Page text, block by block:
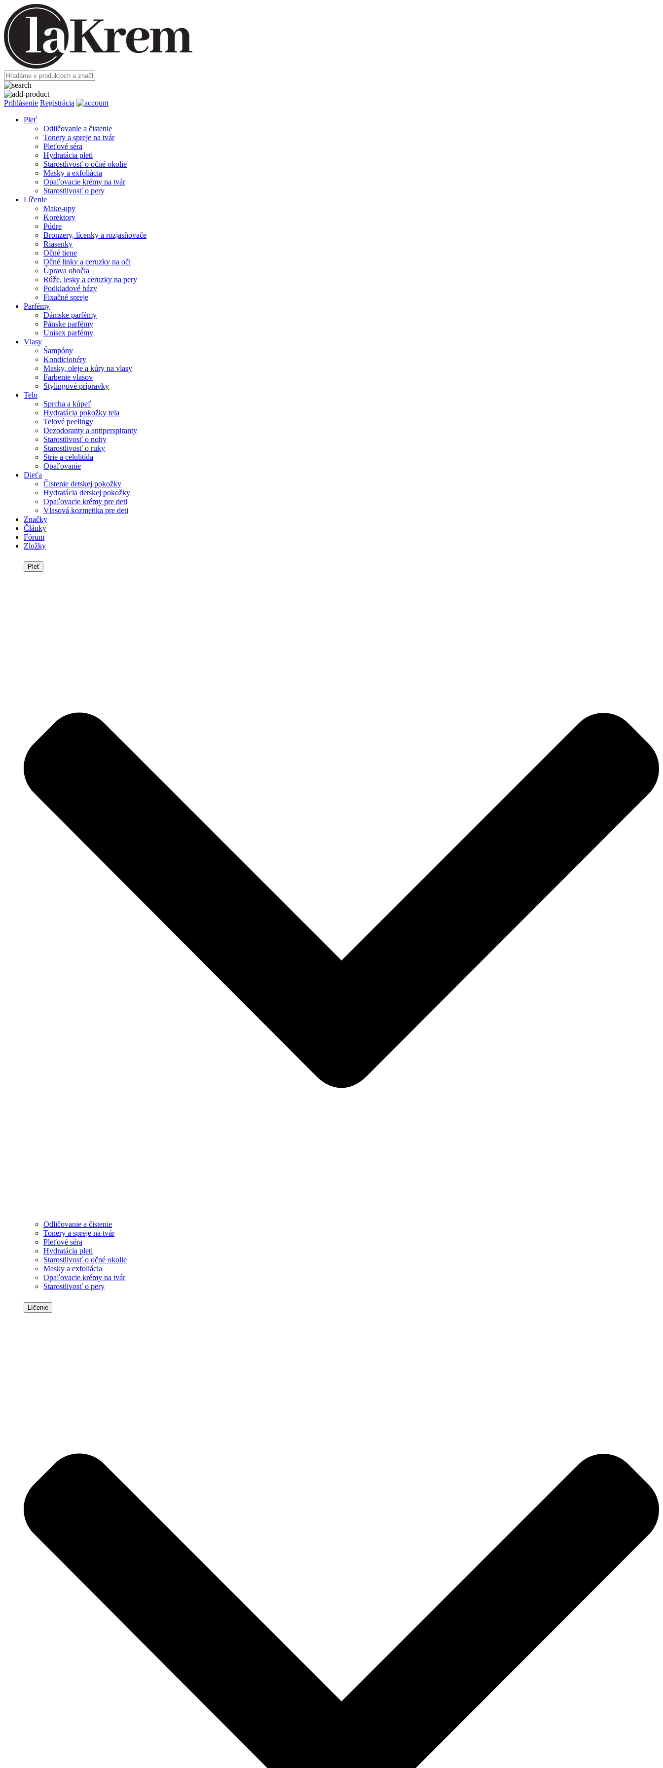
Prihlásenie Registrácia
Pleť
Odličovanie a čistenie
Tonery a spreje na tvár
Pleťové séra
Hydratácia pleti
Starostlivosť o očné okolie
Masky a exfoliácia
Opaľovacie krémy na tvár
Starostlivosť o pery
Líčenie
Make-upy
Korektory
Púdre
Bronzery, lícenky a rozjasňovače
Riasenky
Očné tiene
Očné linky a ceruzky na oči
Úprava obočia
Rúže, lesky a ceruzky na pery
Podkladové bázy
Fixačné spreje
Parfémy
Dámske parfémy
Pánske parfémy
Unisex parfémy
Vlasy
Šampóny
Kondicionéry
Masky, oleje a kúry na vlasy
Farbenie vlasov
Stylingové prípravky
Telo
Sprcha a kúpeľ
Hydratácia pokožky tela
Telové peelingy
Dezodoranty a antiperspiranty
Starostlivosť o nohy
Starostlivosť o ruky
Strie a celulitída
Opaľovanie
Dieťa
Čistenie detskej pokožky
Hydratácia detskej pokožky
Opaľovacie krémy pre deti
Vlasová kozmetika pre deti
Značky
Články
Fórum
Zložky
Pleť
Odličovanie a čistenie
Tonery a spreje na tvár
Pleťové séra
Hydratácia pleti
Starostlivosť o očné okolie
Masky a exfoliácia
Opaľovacie krémy na tvár
Starostlivosť o pery
Líčenie